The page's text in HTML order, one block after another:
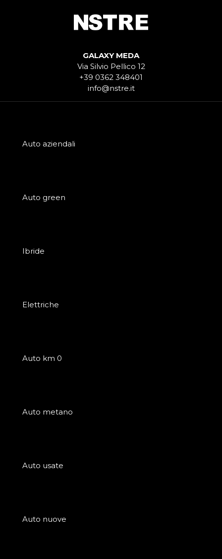
GALAXY MEDA
Via Silvio Pellico 12
+39 0362 348401
info@nstre.it
Auto aziendali
Auto green
Ibride
Elettriche
Auto km 0
Auto metano
Auto usate
Auto nuove